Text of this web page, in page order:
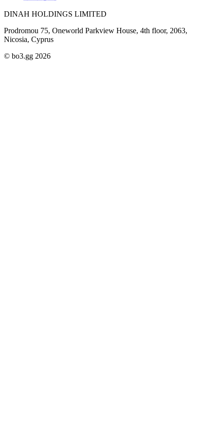
DINAH HOLDINGS LIMITED
Prodromou 75, Oneworld Parkview House, 4th floor, 2063,
Nicosia, Cyprus
© bo3.gg 2026